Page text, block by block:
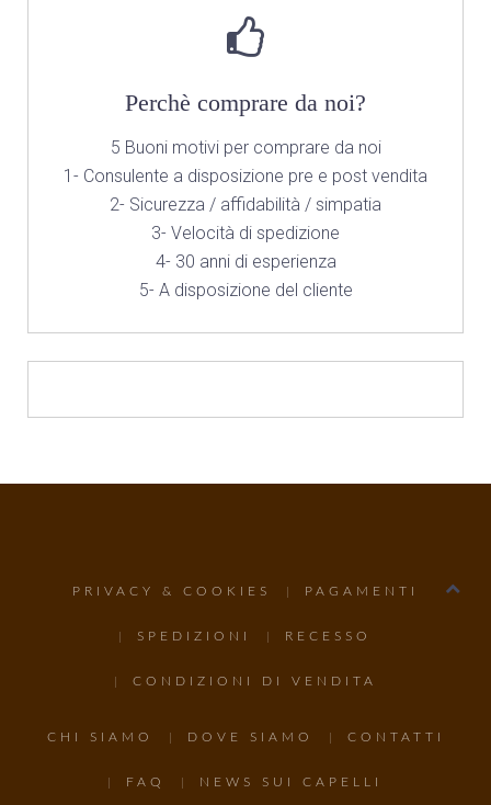
Perchè comprare da noi?
5 Buoni motivi per comprare da noi
1- Consulente a disposizione pre e post vendita
2- Sicurezza / affidabilità / simpatia
3- Velocità di spedizione
4- 30 anni di esperienza
5- A disposizione del cliente
PRIVACY & COOKIES PAGAMENTI
SPEDIZIONI RECESSO
CONDIZIONI DI VENDITA
CHI SIAMO DOVE SIAMO CONTATTI
FAQ NEWS SUI CAPELLI